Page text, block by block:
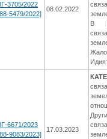
3705/2022
5479/2022]
08.02.2022
В
6671/2023
9083/2023]
17.03.2023